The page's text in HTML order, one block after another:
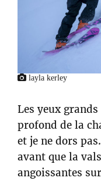
layla kerley
Les yeux
profond de la
et je ne dors
avant que la
angoissantes